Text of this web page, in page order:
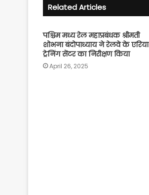
Related Articles
पश्चिम मध्य रेल महाप्रबंधक श्रीमती
शोभना बंदोपाध्याय ने रेलवे के एरिया
ट्रेनिंग सेंटर का निरीक्षण किया
April 26, 2025